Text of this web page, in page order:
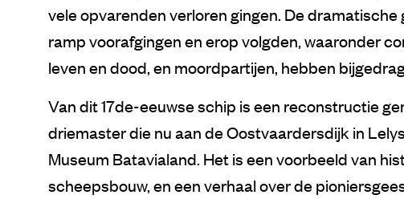
vele opvarenden verloren gingen. De
ramp voorafgingen en erop volgden, waaronder
leven en dood, en moordpartijen, hebben
Van dit 17de-eeuwse schip is een reconstructie
driemaster die nu aan de Oostvaardersdijk in
Museum Batavialand. Het is een voorbeeld van
scheepsbouw, en een verhaal over de